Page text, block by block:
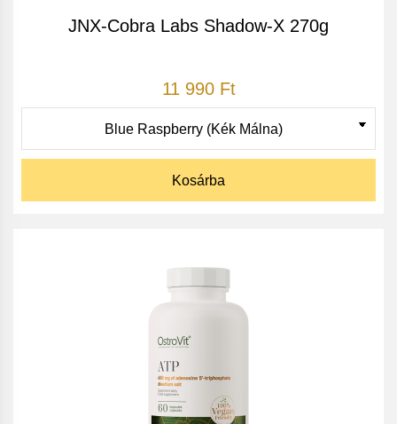
JNX-Cobra Labs Shadow-X 270g
11 990 Ft
Kosárba